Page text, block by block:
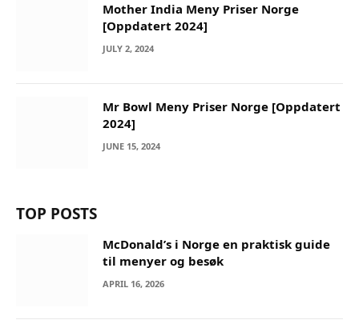
Mother India Meny Priser Norge
[Oppdatert 2024]
JULY 2, 2024
Mr Bowl Meny Priser Norge [Oppdatert
2024]
JUNE 15, 2024
TOP POSTS
McDonald’s i Norge en praktisk guide
til menyer og besøk
APRIL 16, 2026